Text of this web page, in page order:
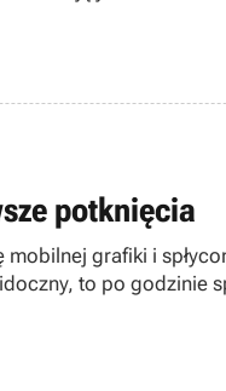
potknięcia
grafiki i
to po godzinie
się solidna,